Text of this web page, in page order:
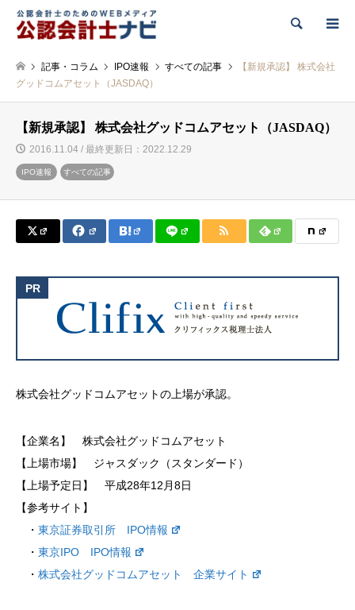
検索
記事・コラム IPO速報 すべての記事
【新規承認】 株式会社
グッドコムアセット（JASDAQ）
【新規承認】 株式会社グッドコムアセット（JASDAQ）
2016.11.04 / 最終更新日：2022.12.29
IPO速報 すべての記事
株式会社グッドコムアセットの上場が承認。
【企業名】 株式会社グッドコムアセット
【上場市場】 ジャスダック（スタンダード）
【上場予定日】 平成28年12月8日
【参考サイト】
・ 東京証券取引所 IPO情報
・ 東京IPO IPO情報
・ 株式会社グッドコムアセット 企業サイト